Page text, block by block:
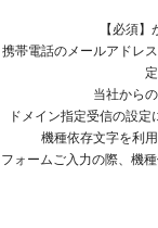
【必須
携帯電話のメールアドレ
当社から
ドメイン指定受信の設
機種依存文字を利
フォームご入力の際、機